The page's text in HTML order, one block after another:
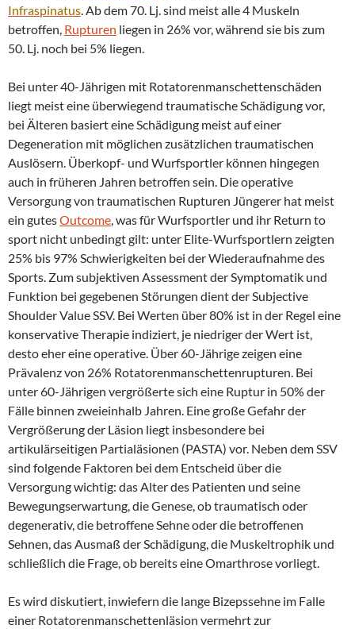
Infraspinatus. Ab dem 70. Lj. sind meist alle 4 Muskeln
betroffen, Rupturen liegen in 26% vor, während sie bis zum
50. Lj. noch bei 5% liegen.
Bei unter 40-Jährigen mit Rotatorenmanschettenschäden
liegt meist eine überwiegend traumatische Schädigung vor,
bei Älteren basiert eine Schädigung meist auf einer
Degeneration mit möglichen zusätzlichen traumatischen
Auslösern. Überkopf- und Wurfsportler können hingegen
auch in früheren Jahren betroffen sein. Die operative
Versorgung von traumatischen Rupturen Jüngerer hat meist
ein gutesOutcome, was für Wurfsportler und ihr Return to
sport nicht unbedingt gilt: unter Elite-Wurfsportlern zeigten
25% bis 97% Schwierigkeiten bei der Wiederaufnahme des
Sports. Zum subjektiven Assessment der Symptomatik und
Funktion bei gegebenen Störungen dient der Subjective
Shoulder Value SSV. Bei Werten über 80% ist in der Regel eine
konservative Therapie indiziert, je niedriger der Wert ist,
desto eher eine operative. Über 60-Jährige zeigen eine
Prävalenz von 26% Rotatorenmanschettenrupturen. Bei
unter 60-Jährigen vergrößerte sich eine Ruptur in 50% der
Fälle binnen zweieinhalb Jahren. Eine große Gefahr der
Vergrößerung der Läsion liegt insbesondere bei
artikulärseitigen Partialäsionen (PASTA) vor. Neben dem SSV
sind folgende Faktoren bei dem Entscheid über die
Versorgung wichtig: das Alter des Patienten und seine
Bewegungserwartung, die Genese, ob traumatisch oder
degenerativ, die betroffene Sehne oder die betroffenen
Sehnen, das Ausmaß der Schädigung, die Muskeltrophik und
schließlich die Frage, ob bereits eine Omarthrose vorliegt.
Es wird diskutiert, inwiefern die lange Bizepssehne im Falle
einer Rotatorenmanschettenläsion vermehrt zur